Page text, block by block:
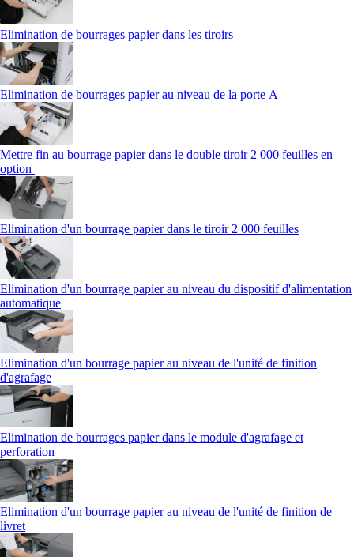
Elimination de bourrages papier dans les tiroirs
Elimination de bourrages papier au niveau de la porte A
Mettre fin au bourrage papier dans le double tiroir 2 000 feuilles en
option
Elimination d'un bourrage papier dans le tiroir 2 000 feuilles
Elimination d'un bourrage papier au niveau du dispositif d'alimentation
automatique
Elimination d'un bourrage papier au niveau de l'unité de finition
d'agrafage
Elimination de bourrages papier dans le module d'agrafage et
perforation
Elimination d'un bourrage papier au niveau de l'unité de finition de
livret